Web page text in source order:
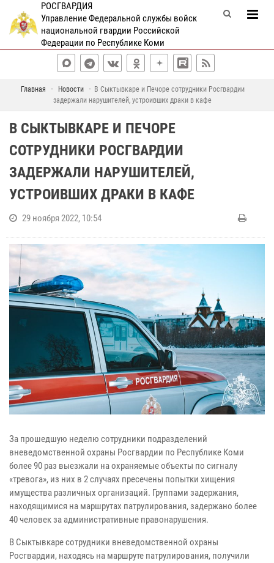
РОСГВАРДИЯ
Управление Федеральной службы войск
национальной гвардии Российской
Федерации по Республике Коми
Главная Новости
В Сыктывкаре и Печоре сотрудники Росгвардии
задержали нарушителей, устроивших драки в кафе
В СЫКТЫВКАРЕ И ПЕЧОРЕ
СОТРУДНИКИ РОСГВАРДИИ
ЗАДЕРЖАЛИ НАРУШИТЕЛЕЙ,
УСТРОИВШИХ ДРАКИ В КАФЕ
29 ноября 2022, 10:54
За прошедшую неделю сотрудники подразделений
вневедомственной охраны Росгвардии по Республике Коми
более 90 раз выезжали на охраняемые объекты по сигналу
«тревога», из них в 2 случаях пресечены попытки хищения
имущества различных организаций. Группами задержания,
находящимися на маршрутах патрулирования, задержано более
40 человек за административные правонарушения.
В Сыктывкаре сотрудники вневедомственной охраны
Росгвардии, находясь на маршруте патрулирования, получили